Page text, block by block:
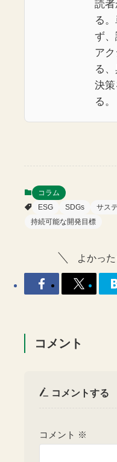
読
る
ず
ア
る
決
る。
コラム
ESG
SDGs サス
持続可能な開発目標
よかっ
コメント
コメントする
コメント ※